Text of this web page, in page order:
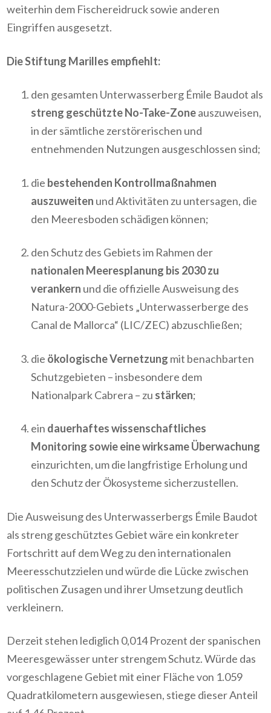
weiterhin dem Fischereidruck sowie anderen
Eingriffen ausgesetzt.
Die Stiftung Marilles empfiehlt:
den gesamten Unterwasserberg Émile Baudot als
streng geschützte No-Take-Zoneauszuweisen,
in der sämtliche zerstörerischen und
entnehmenden Nutzungen ausgeschlossen sind;
die bestehenden Kontrollmaßnahmen
auszuweiten und Aktivitäten zu untersagen, die
den Meeresboden schädigen können;
den Schutz des Gebiets im Rahmen der
nationalen Meeresplanung bis 2030 zu
verankern und die offizielle Ausweisung des
Natura-2000-Gebiets „Unterwasserberge des
Canal de Mallorca“ (LIC/ZEC) abzuschließen;
die ökologische Vernetzung mit benachbarten
Schutzgebieten – insbesondere dem
Nationalpark Cabrera – zu stärken;
ein dauerhaftes wissenschaftliches
Monitoring sowie eine wirksame Überwachung
einzurichten, um die langfristige Erholung und
den Schutz der Ökosysteme sicherzustellen.
Die Ausweisung des Unterwasserbergs Émile Baudot
als streng geschütztes Gebiet wäre ein konkreter
Fortschritt auf dem Weg zu den internationalen
Meeresschutzzielen und würde die Lücke zwischen
politischen Zusagen und ihrer Umsetzung deutlich
verkleinern.
Derzeit stehen lediglich 0,014 Prozent der spanischen
Meeresgewässer unter strengem Schutz. Würde das
vorgeschlagene Gebiet mit einer Fläche von 1.059
Quadratkilometern ausgewiesen, stiege dieser Anteil